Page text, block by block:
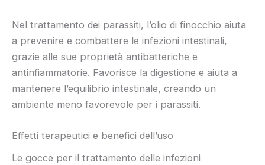
Nel trattamento dei parassiti, l’olio di finocchio aiuta
a prevenire e combattere le infezioni intestinali,
grazie alle sue proprietà antibatteriche e
antinfiammatorie. Favorisce la digestione e aiuta a
mantenere l’equilibrio intestinale, creando un
ambiente meno favorevole per i parassiti.
Effetti terapeutici e benefici dell’uso
Le gocce per il trattamento delle infezioni